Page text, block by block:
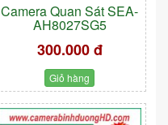
Camera Quan Sát SEA-
AH8027SG5
300.000 đ
Giỏ hàng